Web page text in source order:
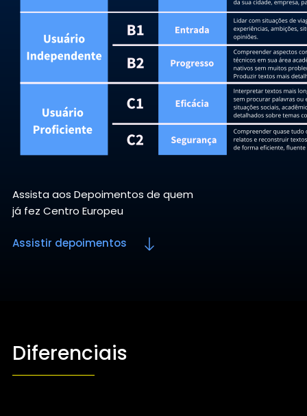
Assista aos Depoimentos de quem
já fez Centro Europeu
Assistir depoimentos
Diferenciais